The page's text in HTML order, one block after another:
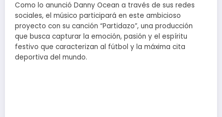
Como lo anunció Danny Ocean a través de sus redes
sociales, el músico participará en este ambicioso
proyecto con su canción “Partidazo”, una producción
que busca capturar la emoción, pasión y el espíritu
festivo que caracterizan al fútbol y la máxima cita
deportiva del mundo.